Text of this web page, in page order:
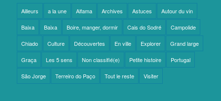
Ailleurs a la une Alfama Archives Astuces Autour du vin
Baixa Baixa Boire, manger, dormir Cais do Sodré Campolide
Chiado Culture Découvertes En ville Explorer Grand large
Graça Les 5 sens Non classifié(e) Petite histoire Portugal
São Jorge Terreiro do Paço Tout le reste Visiter